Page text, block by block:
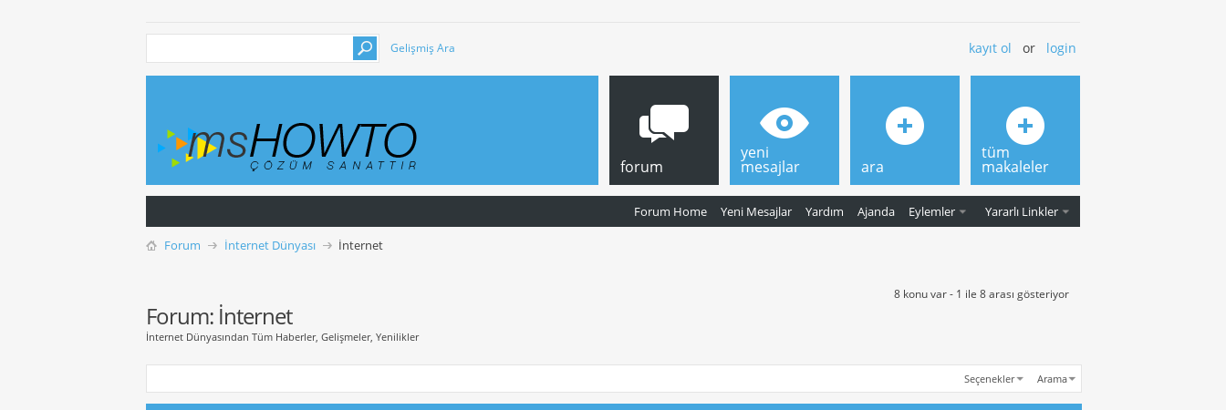
Gelişmiş Ara kayıt ol or login
forum
Forum Home Yeni Mesajlar Yardım Ajanda Eylemler Yararlı Linkler
yeni
mesajlar ara
tüm
makaleler
Forum İnternet Dünyası İnternet
8 konu var - 1 ile 8 arası gösteriyor
Forum: İnternet
İnternet Dünyasından Tüm Haberler, Gelişmeler, Yenilikler
Seçenekler Arama